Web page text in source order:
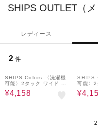
SHIPS OUTLET（
レディース
2 件
SHIPS Colors:〈洗濯機
可能〉2タック ワイド シ
ョーツ◇
¥4,158
SHIPS
可能〉2
ョーツ◇
2